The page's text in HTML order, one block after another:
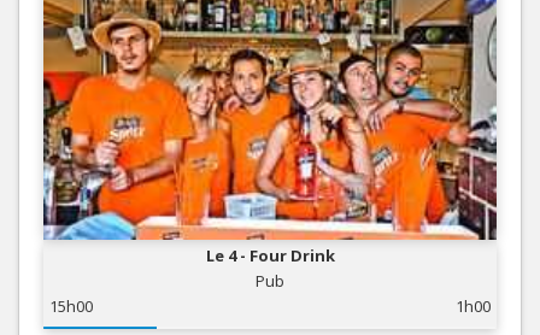
Le 4 - Four Drink
Pub
15h00
1h00